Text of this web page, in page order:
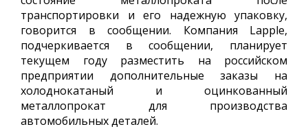
транспортировки и его надежную упаковку,
говорится в сообщении. Компания Lapple,
подчеркивается в сообщении, планирует
текущем году разместить на российском
предприятии дополнительные заказы на
холоднокатаный и оцинкованный
металлопрокат для производства
автомобильных деталей.